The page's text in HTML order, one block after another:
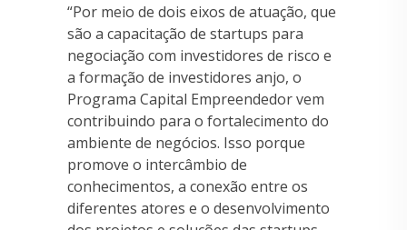
“Por meio de dois eixos de atuação, que
são a capacitação de startups para
negociação com investidores de risco e
a formação de investidores anjo, o
Programa Capital Empreendedor vem
contribuindo para o fortalecimento do
ambiente de negócios. Isso porque
promove o intercâmbio de
conhecimentos, a conexão entre os
diferentes atores e o desenvolvimento